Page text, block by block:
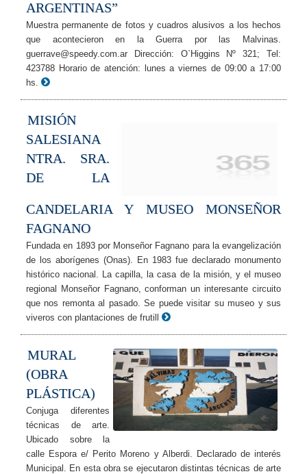
ARGENTINAS”
Muestra permanente de fotos y cuadros alusivos a los hechos
que acontecieron en la Guerra por las Malvinas.
guerrave@speedy.com.ar Dirección: O`Higgins Nº 321; Tel:
423788 Horario de atención: lunes a viernes de 09:00 a 17:00
hs.
MISIÓN
SALESIANA
NTRA. SRA.
DE LA
CANDELARIA Y MUSEO MONSEÑOR
FAGNANO
Fundada en 1893 por Monseñor Fagnano para la evangelización
de los aborígenes (Onas). En 1983 fue declarado monumento
histórico nacional. La capilla, la casa de la misión, y el museo
regional Monseñor Fagnano, conforman un interesante circuito
que nos remonta al pasado. Se puede visitar su museo y sus
viveros con plantaciones de frutill
MURAL
(OBRA
PLÁSTICA)
Conjuga diferentes
técnicas de arte.
Ubicado sobre la
calle Espora e/ Perito Moreno y Alberdi. Declarado de interés
Municipal. En esta obra se ejecutaron distintas técnicas de arte